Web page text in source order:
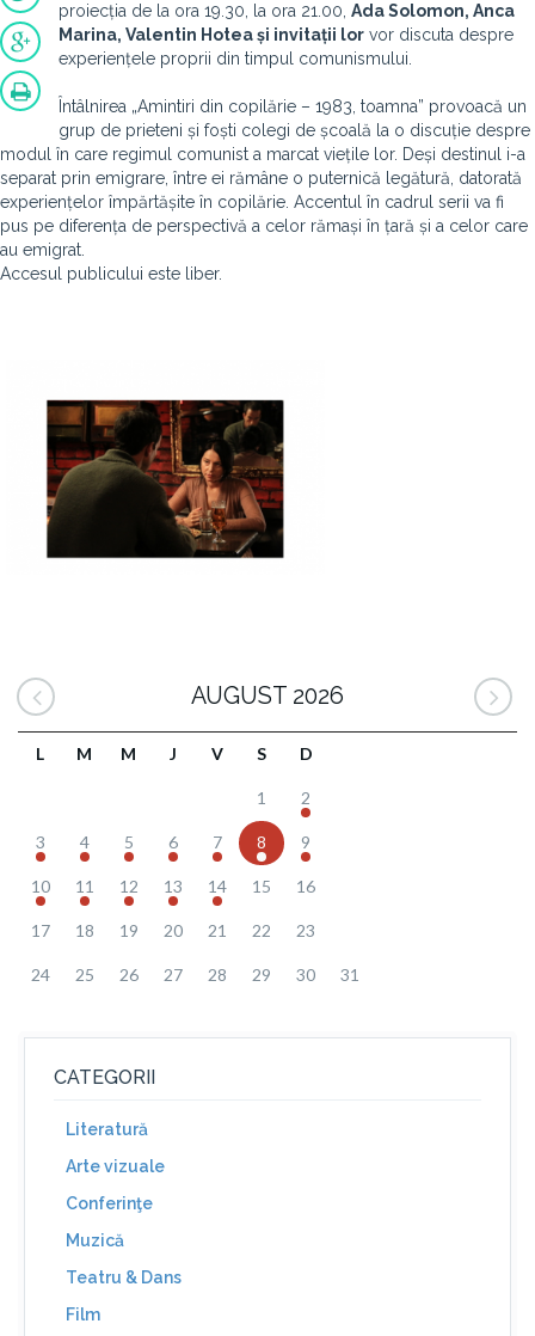
proiecția de la ora 19.30, la ora 21.00, Ada Solomon, Anca
Marina, Valentin Hotea și invitații lor vor discuta despre
experiențele proprii din timpul comunismului.
Întâlnirea „Amintiri din copilărie – 1983, toamna” provoacă un
grup de prieteni și foști colegi de școală la o discuție despre
modul în care regimul comunist a marcat viețile lor. Deși destinul i-a
separat prin emigrare, între ei rămâne o puternică legătură, datorată
experiențelor împărtășite în copilărie. Accentul în cadrul serii va fi
pus pe diferența de perspectivă a celor rămași în țară și a celor care
au emigrat.
Accesul publicului este liber.
AUGUST 2026
L M M J V S D
1 2
3 4 5 6 7 8 9
10 11 12 13 14 15 16
17 18 19 20 21 22 23
24 25 26 27 28 29 30 31
CATEGORII
Literatură
Arte vizuale
Conferinţe
Muzică
Teatru & Dans
Film